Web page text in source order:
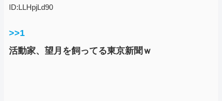
ID:LLHpjLd90
>>1
活動家、望月を飼ってる東京新聞ｗ